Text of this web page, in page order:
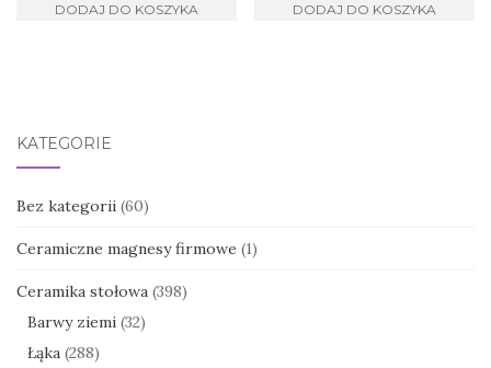
DODAJ DO KOSZYKA DODAJ DO KOSZYKA
KATEGORIE
Bez kategorii (60)
Ceramiczne magnesy firmowe (1)
Ceramika stołowa (398)
Barwy ziemi (32)
Łąka (288)